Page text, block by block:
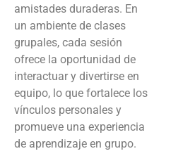
amistades duraderas. En
un ambiente de clases
grupales, cada sesión
ofrece la oportunidad de
interactuar y divertirse en
equipo, lo que fortalece los
vínculos personales y
promueve una experiencia
de aprendizaje en grupo.